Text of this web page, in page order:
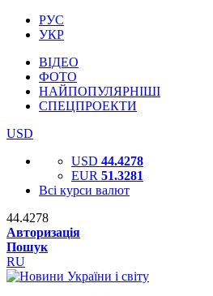
РУС
УКР
ВІДЕО
ФОТО
НАЙПОПУЛЯРНІШІ
СПЕЦПРОЕКТИ
USD
USD 44.4278
EUR 51.3281
Всі курси валют
44.4278
Авторизація
Пошук
RU